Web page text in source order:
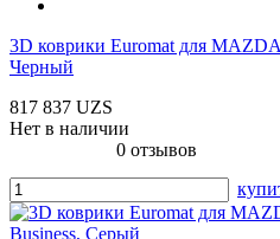
3D коврики Euromat для
Черный
817 837 UZS
Нет в наличии
0 отзывов